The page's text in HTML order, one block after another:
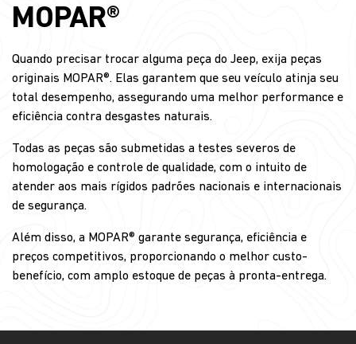
MOPAR®
Quando precisar trocar alguma peça do Jeep, exija peças
originais MOPAR®. Elas garantem que seu veículo atinja seu
total desempenho, assegurando uma melhor performance e
eficiência contra desgastes naturais.
Todas as peças são submetidas a testes severos de
homologação e controle de qualidade, com o intuito de
atender aos mais rígidos padrões nacionais e internacionais
de segurança.
Além disso, a MOPAR® garante segurança, eficiência e
preços competitivos, proporcionando o melhor custo-
benefício, com amplo estoque de peças à pronta-entrega.